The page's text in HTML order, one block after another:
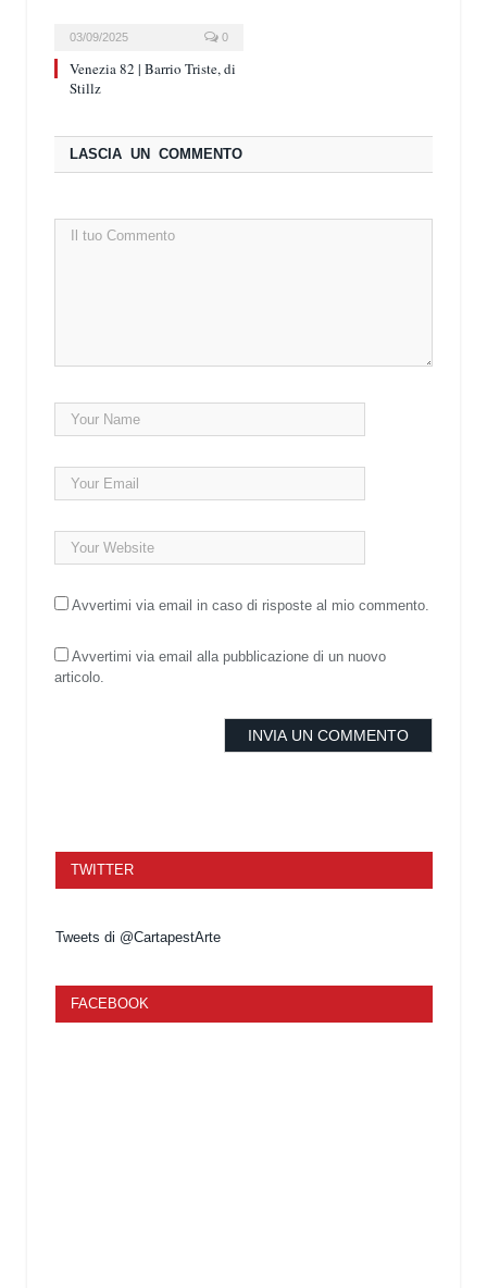
03/09/2025 0
Venezia 82 | Barrio Triste, di
Stillz
LASCIA UN COMMENTO
Avvertimi via email in caso di risposte al mio commento.
Avvertimi via email alla pubblicazione di un nuovo
articolo.
TWITTER
Tweets di @CartapestArte
FACEBOOK